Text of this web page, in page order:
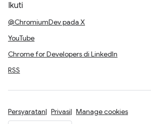
Ikuti
@ChromiumDev pada X
YouTube
Chrome for Developers di LinkedIn
RSS
Persyaratan Privasi Manage cookies